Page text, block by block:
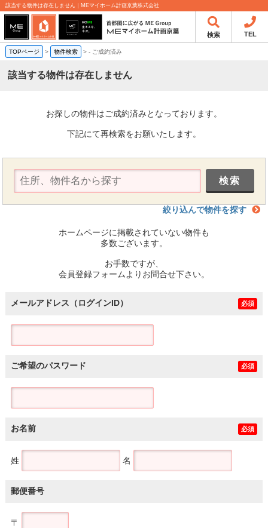
該当する物件は存在しません｜MEマイホーム計画京葉株式会社
検索 TEL
TOPページ > 物件検索 >- ご成約済み
該当する物件は存在しません
お探しの物件はご成約済みとなっております。
下記にて再検索をお願いたします。
絞り込んで物件を探す
ホームページに掲載されていない物件も
多数ございます。
お手数ですが、
会員登録フォームよりお問合せ下さい。
メールアドレス（ログインID） 必須
ご希望のパスワード 必須
お名前 必須
姓 名
郵便番号
〒